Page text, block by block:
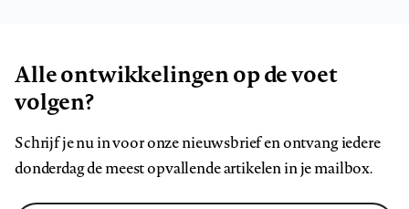
Alle ontwikkelingen op de voet
volgen?
Schrijf je nu in voor onze nieuwsbrief en ontvang iedere
donderdag de meest opvallende artikelen in je mailbox.